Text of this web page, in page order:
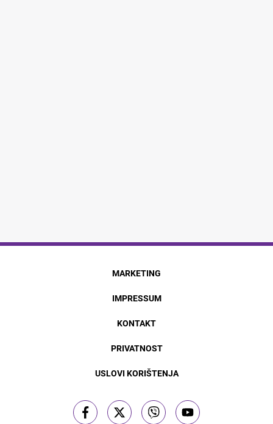
MARKETING
IMPRESSUM
KONTAKT
PRIVATNOST
USLOVI KORIŠTENJA